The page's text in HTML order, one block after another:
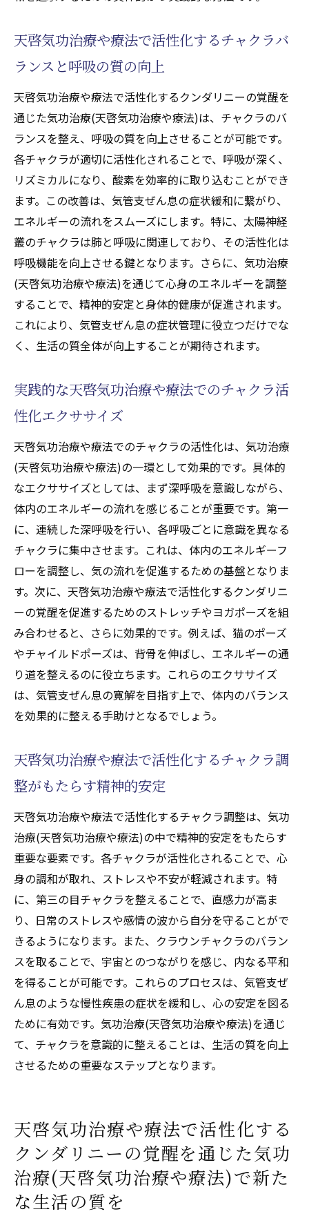
天啓気功治療や療法で活性化するチャクラバ
ランスと呼吸の質の向上
天啓気功治療や療法で活性化するクンダリニーの覚醒を
通じた気功治療(天啓気功治療や療法)は、チャクラのバ
ランスを整え、呼吸の質を向上させることが可能です。
各チャクラが適切に活性化されることで、呼吸が深く、
リズミカルになり、酸素を効率的に取り込むことができ
ます。この改善は、気管支ぜん息の症状緩和に繋がり、
エネルギーの流れをスムーズにします。特に、太陽神経
叢のチャクラは肺と呼吸に関連しており、その活性化は
呼吸機能を向上させる鍵となります。さらに、気功治療
(天啓気功治療や療法)を通じて心身のエネルギーを調整
することで、精神的安定と身体的健康が促進されます。
これにより、気管支ぜん息の症状管理に役立つだけでな
く、生活の質全体が向上することが期待されます。
実践的な天啓気功治療や療法でのチャクラ活
性化エクササイズ
天啓気功治療や療法でのチャクラの活性化は、気功治療
(天啓気功治療や療法)の一環として効果的です。具体的
なエクササイズとしては、まず深呼吸を意識しながら、
体内のエネルギーの流れを感じることが重要です。第一
に、連続した深呼吸を行い、各呼吸ごとに意識を異なる
チャクラに集中させます。これは、体内のエネルギーフ
ローを調整し、気の流れを促進するための基盤となりま
す。次に、天啓気功治療や療法で活性化するクンダリニ
ーの覚醒を促進するためのストレッチやヨガポーズを組
み合わせると、さらに効果的です。例えば、猫のポーズ
やチャイルドポーズは、背骨を伸ばし、エネルギーの通
り道を整えるのに役立ちます。これらのエクササイズ
は、気管支ぜん息の寛解を目指す上で、体内のバランス
を効果的に整える手助けとなるでしょう。
天啓気功治療や療法で活性化するチャクラ調
整がもたらす精神的安定
天啓気功治療や療法で活性化するチャクラ調整は、気功
治療(天啓気功治療や療法)の中で精神的安定をもたらす
重要な要素です。各チャクラが活性化されることで、心
身の調和が取れ、ストレスや不安が軽減されます。特
に、第三の目チャクラを整えることで、直感力が高ま
り、日常のストレスや感情の波から自分を守ることがで
きるようになります。また、クラウンチャクラのバラン
スを取ることで、宇宙とのつながりを感じ、内なる平和
を得ることが可能です。これらのプロセスは、気管支ぜ
ん息のような慢性疾患の症状を緩和し、心の安定を図る
ために有効です。気功治療(天啓気功治療や療法)を通じ
て、チャクラを意識的に整えることは、生活の質を向上
させるための重要なステップとなります。
天啓気功治療や療法で活性化する
クンダリニーの覚醒を通じた気功
治療(天啓気功治療や療法)で新た
な生活の質を